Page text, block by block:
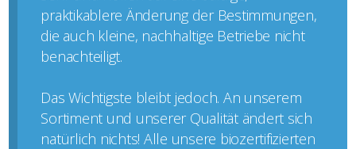
praktikablere Änderung der Bestimmungen,
die auch kleine, nachhaltige Betriebe nicht
benachteiligt.
Das Wichtigste bleibt jedoch. An unserem
Sortiment und unserer Qualität ändert sich
natürlich nichts! Alle unsere biozertifizierten